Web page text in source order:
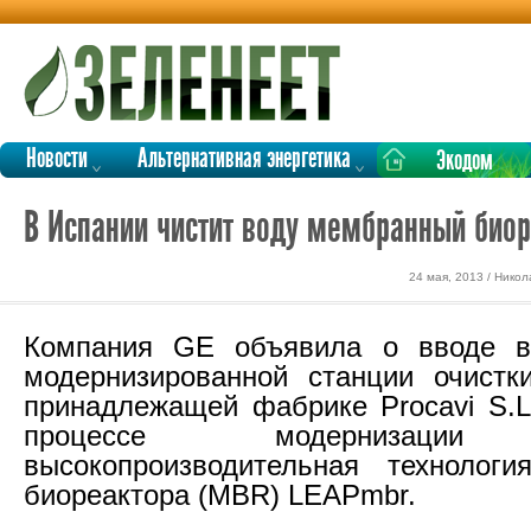
Новости Альтернативная энергетика Экодом
В Испании чистит воду мембранный
24 мая, 2013 /
Компания GE объявила о вводе в
модернизированной станции
принадлежащей фабрике Procavi
процессе модернизации
высокопроизводительная
биореактора (MBR) LEAPmbr.